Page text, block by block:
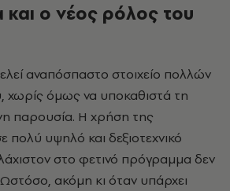
και ο νέος ρόλος του
χωρίς όμως να υποκαθιστά τη
παρουσία. Η χρήση της
πολύ υψηλό και δεξιοτεχνικό
στο φετινό πρόγραμμα δεν
ακόμη κι όταν υπάρχει